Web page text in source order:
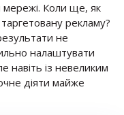
мережі. Коли ще, як
рекламу?
не
налаштувати
навіть із невеликим
діяти майже